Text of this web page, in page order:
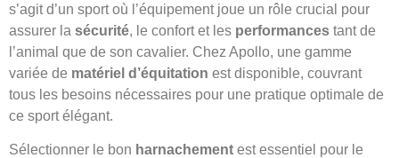
s’agit d’un sport où l’équipement joue un rôle crucial pour
assurer la sécurité, le confort et les performances tant de
l’animal que de son cavalier. Chez Apollo, une gamme
variée de matériel d’équitation est disponible, couvrant
tous les besoins nécessaires pour une pratique optimale de
ce sport élégant.
Sélectionner le bon harnachement est essentiel pour le